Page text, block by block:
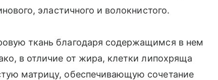
эластичного и волокнистого.
ткань благодаря содержащимся в нем
в отличие от жира, клетки липохряща
матрицу, обеспечивающую сочетание